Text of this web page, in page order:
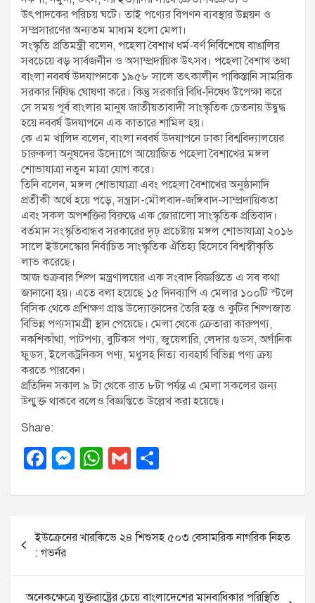
উৎপাদকের পরিচয় ঘটে। তাই পণ্যের বিপণন ব্যবস্থার উন্নয়ন ও
সম্প্রসারণের অন্যতম মাধ্যম হলো মেলা।
সংস্কৃতি প্রতিমন্ত্রী বলেন, পহেলা বৈশাখ ধর্ম-বর্ণ নির্বিশেষে বাঙালির
সবচেয়ে বড় সার্বজনীন ও অসাম্প্রদায়িক উৎসব। পহেলা বৈশাখ তথা
বাংলা নববর্ষ উদযাপনকে ১৯৫৮ সালে তৎকালীন পাকিস্তানি সামরিক
সরকার নিষিদ্ধ ঘোষণা করে। কিন্তু সরকারি বিধি-নিষেধ উপেক্ষা করে
সে সময় পূর্ব বাংলার মানুষ জাতীয়তাবাদী সাংস্কৃতিক চেতনায় উদ্বুদ্ধ
হয়ে নববর্ষ উদযাপনে এক কাতারে শামিল হয়।
কে এম খালিদ বলেন, বাংলা নববর্ষ উদযাপনে ঢাকা বিশ্ববিদ্যালয়ের
চারুকলা অনুষদের উদ্যোগে আয়োজিত পহেলা বৈশাখের মঙ্গল
শোভাযাত্রা নতুন মাত্রা যোগ করে।
তিনি বলেন, মঙ্গল শোভাযাত্রা এবং পহেলা বৈশাখের অনুষ্ঠানাদি
প্রতীকী অর্থে হয়ে পড়ে, সন্ত্রাস-মৌলবাদ-জঙ্গিবাদ-সাম্প্রদায়িকতা
এবং সকল অপশক্তির বিরুদ্ধে এক জোরালো সাংস্কৃতিক প্রতিবাদ।
বর্তমান সংস্কৃতিবান্ধব সরকারের দৃঢ় প্রচেষ্টায় মঙ্গল শোভাযাত্রা ২০১৬
সালে ইউনেস্কোর নির্বাচিত সাংস্কৃতিক ঐতিহ্য হিসেবে বিশ্বস্বীকৃতি
লাভ করেছে।
আজ শুক্রবার শিল্প মন্ত্রণালয়ের এক সংবাদ বিজ্ঞপ্তিতে এ সব কথা
জানানো হয়। এতে বলা হয়েছে ১৫ দিনব্যাপি এ মেলার ১০০টি স্টলে
বিসিক থেকে প্রশিক্ষণ প্রাপ্ত উদ্যোক্তাদের তৈরি হস্ত ও কুটির শিল্পজাত
বিভিন্ন পণ্যসামগ্রী স্থান পেয়েছে। মেলা থেকে ক্রেতারা কারুপণ্য,
নকশিকাঁথা, পাটপণ্য, বুটিকস পণ্য, জুয়েলারি, লেদার গুডস, অর্গানিক
ফুডস, ইলেকট্রনিকস পণ্য, মধুসহ নিত্য ব্যবহার্য বিভিন্ন পণ্য ক্রয়
করতে পারবেন।
প্রতিদিন সকাল ৯ টা থেকে রাত ৮টা পর্যন্ত এ মেলা সকলের জন্য
উন্মুক্ত থাকবে বলেও বিজ্ঞপ্তিতে উল্লেখ করা হয়েছে।
Share:
F
c
e
b
o
o
M
ss
e
n
g
er
W
at
A
p
p
G
ail ar
s
ইউক্রেনের খারকিভে ২৪ শিশুসহ ৫০৩ বেসামরিক নাগরিক নিহত
: গভর্নর
অনেকক্ষেত্রে যুক্তরাষ্ট্রের চেয়ে বাংলাদেশের মানবাধিকার পরিস্থিতি